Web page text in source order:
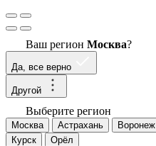
Ваш регион Москва?
Да, все верно
Другой
Выберите регион
Москва Астрахань Воронеж
Курск
Орёл